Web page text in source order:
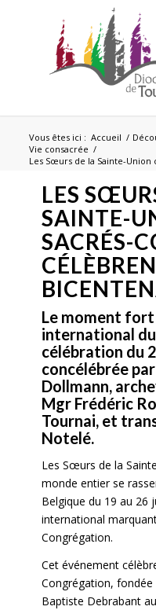
Vous êtes ici : Accueil /
Vie consacrée /
Les Sœurs de la Sainte-
LES
SAINTE-
SACRÉS-
Le moment
international
célébration du
concélébrée
Dollmann,
Mgr Frédéric
Tournai, et
Notelé.
Les Sœurs de la
monde entier se
Belgique du 19 au 26
international
Congrégation.
Cet événement
Congrégation, fondée
Baptiste Debrabant